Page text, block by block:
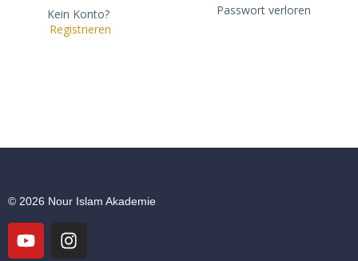
Kein Konto?
Registrieren
Passwort verloren
© 2026 Nour Islam Akademie